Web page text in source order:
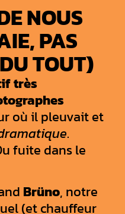
NOUS
PAS
TOUT)
très
où il pleuvait et
.
fuite dans le
Brüno, notre
(et chauffeur